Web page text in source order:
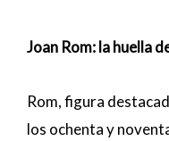
Joan Rom: la huella
Rom, figura
los ochenta y